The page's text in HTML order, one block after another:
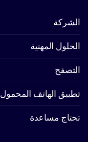
الشركة
الحلول المهنية
التصفح
تطبيق الهاتف المحمول
تحتاج مساعدة